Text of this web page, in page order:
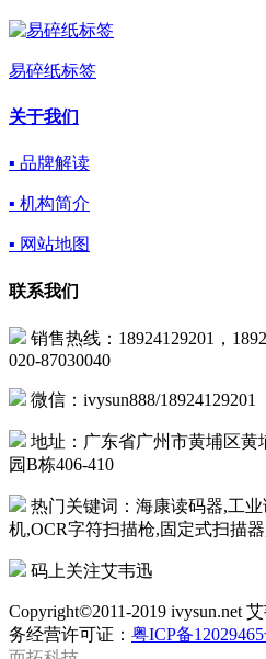
易碎纸标签
关于我们
▪ 品牌解读
▪ 机构简介
▪ 网站地图
联系我们
销售热线：18924129201，
020-87030040
微信：ivysun888/18924129201
地址：广东省广州市黄埔区黄
园B栋406-410
热门关键词：海康读码器,工
机,OCR字符扫描枪,固定式扫描
码上关注艾韦迅
Copyright©2011-2019 ivysun.net
务经营许可证： 粤ICP备